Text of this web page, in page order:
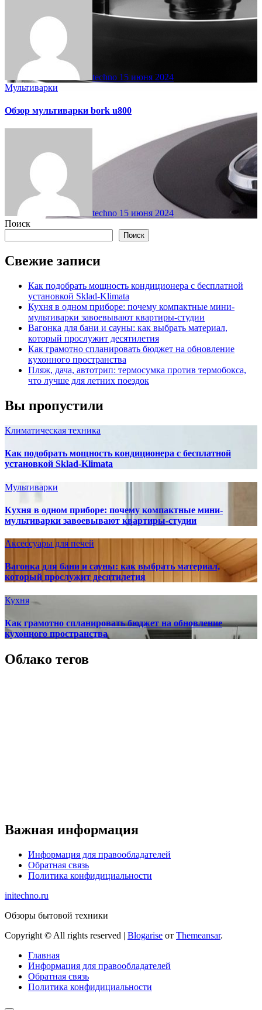
techno 15 июня 2024
Мультиварки
Обзор мультиварки bork u800
techno 15 июня 2024
Поиск
Поиск
Свежие записи
Как подобрать мощность кондиционера с бесплатной
установкой Sklad-Klimata
Кухня в одном приборе: почему компактные мини-
мультиварки завоевывают квартиры-студии
Вагонка для бани и сауны: как выбрать материал,
который прослужит десятилетия
Как грамотно спланировать бюджет на обновление
кухонного пространства
Пляж, дача, автотрип: термосумка против термобокса,
что лучше для летних поездок
Вы пропустили
Климатическая техника
Как подобрать мощность кондиционера с бесплатной
установкой Sklad-Klimata
Мультиварки
Кухня в одном приборе: почему компактные мини-
мультиварки завоевывают квартиры-студии
Аксессуары для печей
Вагонка для бани и сауны: как выбрать материал,
который прослужит десятилетия
Кухня
Как грамотно спланировать бюджет на обновление
кухонного пространства
Облако тегов
Важная информация
Информация для правообладателей
Обратная связь
Политика конфидициальности
initechno.ru
Обзоры бытовой техники
Copyright © All rights reserved | Blogarise от Themeansar.
Главная
Информация для правообладателей
Обратная связь
Политика конфидициальности